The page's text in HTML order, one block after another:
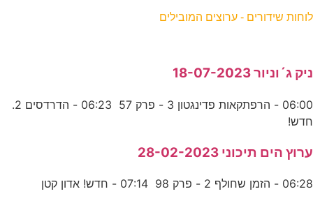
לוחות שידורים - ערוצים המובילים
ניק ג´וניור 18-07-2023
06:00 - הרפתקאות פדינגטון 3 - פרק 57 06:23 - הדרדסים 2.
חדש!
ערוץ הים תיכוני 28-02-2023
06:28 - הזמן שחולף 2 - פרק 98 07:14 - חדש! אדון קטן